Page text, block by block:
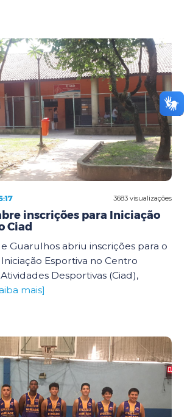
3683 visualizações
inscrições para Iniciação
Ciad
Guarulhos abriu inscrições para o
Esportiva no Centro
Desportivas (Ciad),
mais]